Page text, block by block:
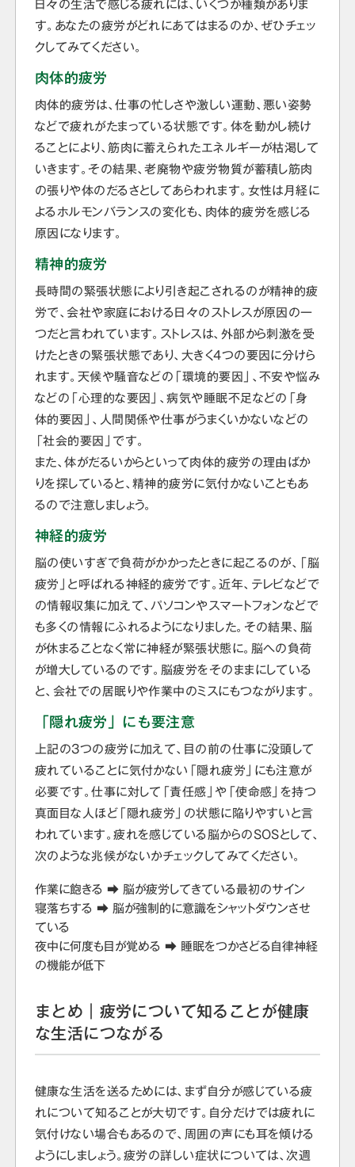
す。あなたの疲労がどれにあてはまるのか、ぜひチェッ
クしてみてください。
肉体的疲労
肉体的疲労は、仕事の忙しさや激しい運動、悪い姿勢
などで疲れがたまっている状態です。体を動かし続け
ることにより、筋肉に蓄えられたエネルギーが枯渇して
いきます。その結果、老廃物や疲労物質が蓄積し筋肉
の張りや体のだるさとしてあらわれます。女性は月経に
よるホルモンバランスの変化も、肉体的疲労を感じる
原因になります。
精神的疲労
長時間の緊張状態により引き起こされるのが精神的疲
労で、会社や家庭における日々のストレスが原因の一
つだと言われています。ストレスは、外部から刺激を受
けたときの緊張状態であり、大きく4つの要因に分けら
れます。天候や騒音などの「環境的要因」、不安や悩み
などの「心理的な要因」、病気や睡眠不足などの「身
体的要因」、人間関係や仕事がうまくいかないなどの
「社会的要因」です。
また、体がだるいからといって肉体的疲労の理由ばか
りを探していると、精神的疲労に気付かないこともあ
るので注意しましょう。
神経的疲労
脳の使いすぎで負荷がかかったときに起こるのが、「脳
疲労」と呼ばれる神経的疲労です。近年、テレビなどで
の情報収集に加えて、パソコンやスマートフォンなどで
も多くの情報にふれるようになりました。その結果、脳
が休まることなく常に神経が緊張状態に。脳への負荷
が増大しているのです。脳疲労をそのままにしている
と、会社での居眠りや作業中のミスにもつながります。
「隠れ疲労」にも要注意
上記の3つの疲労に加えて、目の前の仕事に没頭して
疲れていることに気付かない「隠れ疲労」にも注意が
必要です。仕事に対して「責任感」や「使命感」を持つ
真面目な人ほど「隠れ疲労」の状態に陥りやすいと言
われています。疲れを感じている脳からのSOSとして、
次のような兆候がないかチェックしてみてください。
作業に飽きる ➡ 脳が疲労してきている最初のサイン
寝落ちする ➡ 脳が強制的に意識をシャットダウンさせ
ている
夜中に何度も目が覚める ➡ 睡眠をつかさどる自律神経
の機能が低下
まとめ｜疲労について知ることが健康
な生活につながる
健康な生活を送るためには、まず自分が感じている疲
れについて知ることが大切です。自分だけでは疲れに
気付けない場合もあるので、周囲の声にも耳を傾ける
ようにしましょう。疲労の詳しい症状については、次週